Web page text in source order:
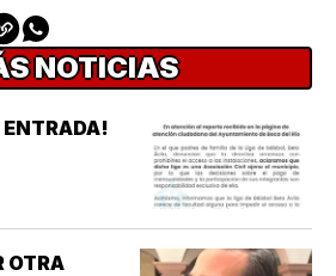
NOTICIAS
ENTRADA!
OTRA